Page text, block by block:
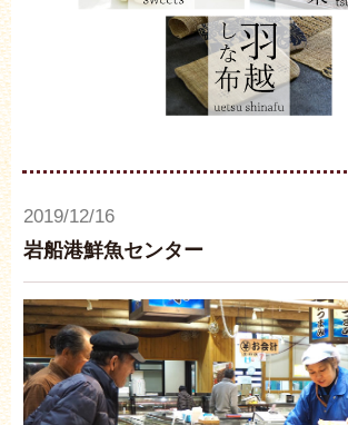
2019/12/16
岩船港鮮魚センター